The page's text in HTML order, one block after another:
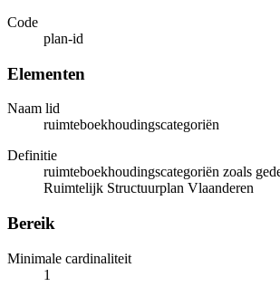
Code
plan-id
Elementen
Naam lid
ruimteboekhoudingscategoriën
Definitie
ruimteboekhoudingscategoriën zoals
Ruimtelijk Structuurplan Vlaanderen
Bereik
Minimale cardinaliteit
1